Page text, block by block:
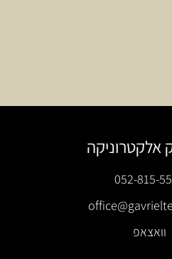
אלקטרוניקה
052-815-
וואצאפ